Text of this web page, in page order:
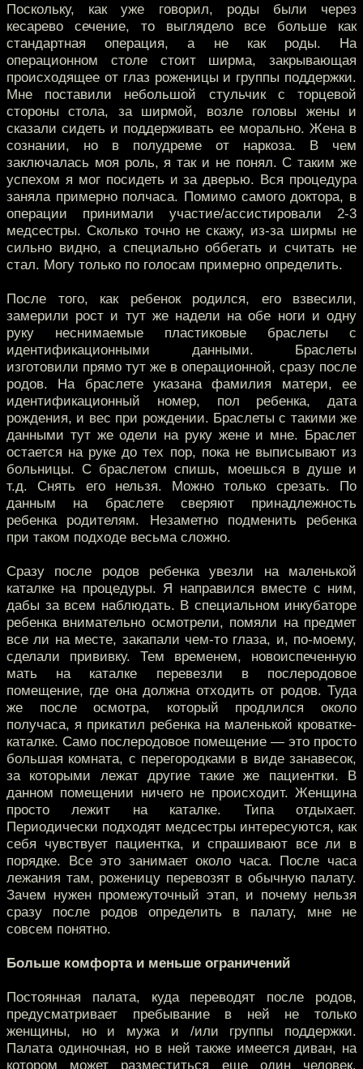
Поскольку, как уже говорил, роды были через
кесарево сечение, то выглядело все больше как
стандартная операция, а не как роды. На
операционном столе стоит ширма, закрывающая
происходящее от глаз роженицы и группы поддержки.
Мне поставили небольшой стульчик с торцевой
стороны стола, за ширмой, возле головы жены и
сказали сидеть и поддерживать ее морально. Жена в
сознании, но в полудреме от наркоза. В чем
заключалась моя роль, я так и не понял. С таким же
успехом я мог посидеть и за дверью. Вся процедура
заняла примерно полчаса. Помимо самого доктора, в
операции принимали участие/ассистировали 2-3
медсестры. Сколько точно не скажу, из-за ширмы не
сильно видно, а специально оббегать и считать не
стал. Могу только по голосам примерно определить.
После того, как ребенок родился, его взвесили,
замерили рост и тут же надели на обе ноги и одну
руку неснимаемые пластиковые браслеты с
идентификационными данными. Браслеты
изготовили прямо тут же в операционной, сразу после
родов. На браслете указана фамилия матери, ее
идентификационный номер, пол ребенка, дата
рождения, и вес при рождении. Браслеты с такими же
данными тут же одели на руку жене и мне. Браслет
остается на руке до тех пор, пока не выписывают из
больницы. С браслетом спишь, моешься в душе и
т.д. Снять его нельзя. Можно только срезать. По
данным на браслете сверяют принадлежность
ребенка родителям. Незаметно подменить ребенка
при таком подходе весьма сложно.
Сразу после родов ребенка увезли на маленькой
каталке на процедуры. Я направился вместе с ним,
дабы за всем наблюдать. В специальном инкубаторе
ребенка внимательно осмотрели, помяли на предмет
все ли на месте, закапали чем-то глаза, и, по-моему,
сделали прививку. Тем временем, новоиспеченную
мать на каталке перевезли в послеродовое
помещение, где она должна отходить от родов. Туда
же после осмотра, который продлился около
получаса, я прикатил ребенка на маленькой кроватке-
каталке. Само послеродовое помещение — это просто
большая комната, с перегородками в виде занавесок,
за которыми лежат другие такие же пациентки. В
данном помещении ничего не происходит. Женщина
просто лежит на каталке. Типа отдыхает.
Периодически подходят медсестры интересуются, как
себя чувствует пациентка, и спрашивают все ли в
порядке. Все это занимает около часа. После часа
лежания там, роженицу перевозят в обычную палату.
Зачем нужен промежуточный этап, и почему нельзя
сразу после родов определить в палату, мне не
совсем понятно.
Больше комфорта и меньше ограничений
Постоянная палата, куда переводят после родов,
предусматривает пребывание в ней не только
женщины, но и мужа и /или группы поддержки.
Палата одиночная, но в ней также имеется диван, на
котором может разместиться еще один человек.